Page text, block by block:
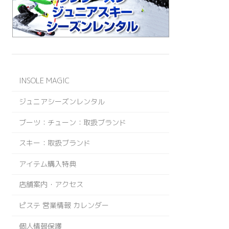
INSOLE MAGIC
ジュニアシーズンレンタル
ブーツ：チューン：取扱ブランド
スキー：取扱ブランド
アイテム購入特典
店舗案内・アクセス
ピステ 営業情報 カレンダー
個人情報保護